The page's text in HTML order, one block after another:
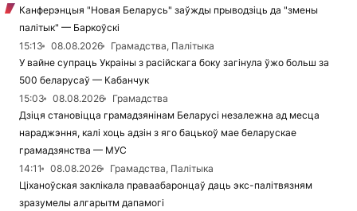
Канферэнцыя "Новая Беларусь" заўжды прыводзіць да "змены
палітык" — Баркоўскі
15:13
08.08.2026
Грамадства, Палітыка
У вайне супраць Украіны з расійскага боку загінула ўжо больш за
500 беларусаў — Кабанчук
15:03
08.08.2026
Грамадства
Дзіця становіцца грамадзянінам Беларусі незалежна ад месца
нараджэння, калі хоць адзін з яго бацькоў мае беларускае
грамадзянства — МУС
14:11
08.08.2026
Грамадства, Палітыка
Ціханоўская заклікала праваабаронцаў даць экс-палітвязням
зразумелы алгарытм дапамогі